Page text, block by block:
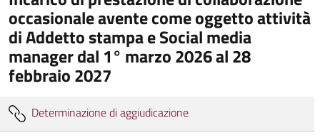
occasionale avente come oggetto attività
di Addetto stampa e Social media
manager dal 1° marzo 2026 al 28
febbraio 2027
Determinazione di aggiudicazione